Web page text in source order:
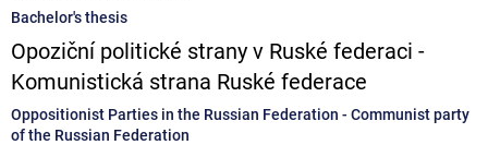
Bachelor's thesis
Opoziční politické strany v Ruské federaci -
Komunistická strana Ruské federace
Oppositionist Parties in the Russian Federation - Communist party
of the Russian Federation